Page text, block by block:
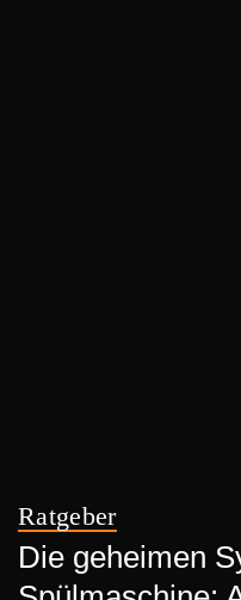
Ratgeber
Die geheimen